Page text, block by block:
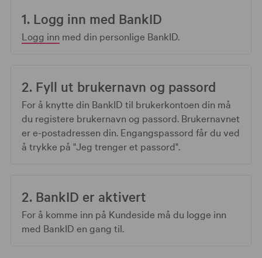
1. Logg inn med BankID
Logg inn med din personlige BankID.
2. Fyll ut brukernavn og passord
For å knytte din BankID til brukerkontoen din må
du registere brukernavn og passord. Brukernavnet
er e-postadressen din. Engangspassord får du ved
å trykke på "Jeg trenger et passord".
2. BankID er aktivert
For å komme inn på Kundeside må du logge inn
med BankID en gang til.